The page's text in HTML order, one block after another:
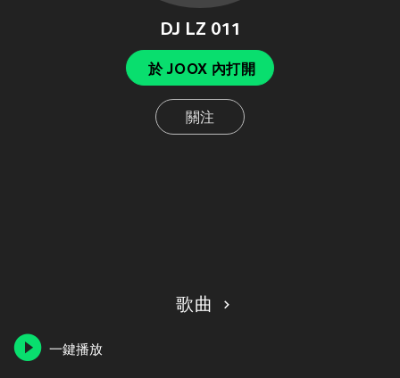
DJ LZ 011
於 JOOX 內打開
關注
歌曲
一鍵播放